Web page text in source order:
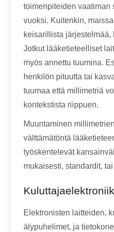
toimenpiteiden vaatiman
vuoksi. Kuitenkin,
keisarillista järjestelmää,
Jotkut lääketieteelliset
myös annettu tuumina.
henkilön pituutta tai
tuumaa että millimetriä
kontekstista riippuen.
Muuntaminen
välttämätöntä
työskentelevät
mukaisesti, standardit,
Elektronisten laitteiden,
älypuhelimet, ja